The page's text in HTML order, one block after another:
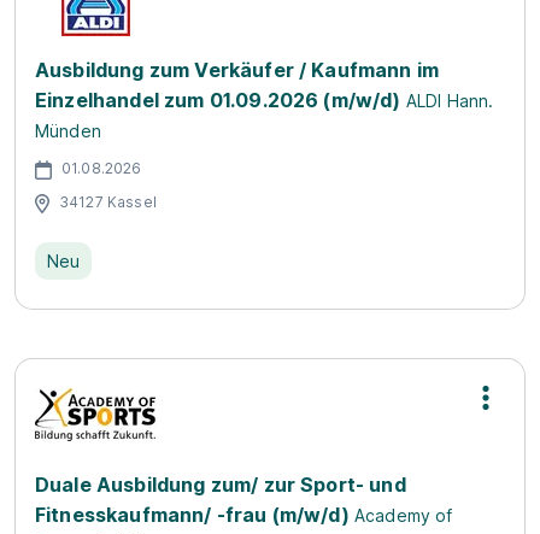
Ausbildung zum Verkäufer / Kaufmann im
Einzelhandel zum 01.09.2026 (m/w/d) ALDI Hann.
Münden
01.08.2026
34127 Kassel
Neu
Duale Ausbildung zum/ zur Sport- und
Fitnesskaufmann/ -frau (m/w/d) Academy of